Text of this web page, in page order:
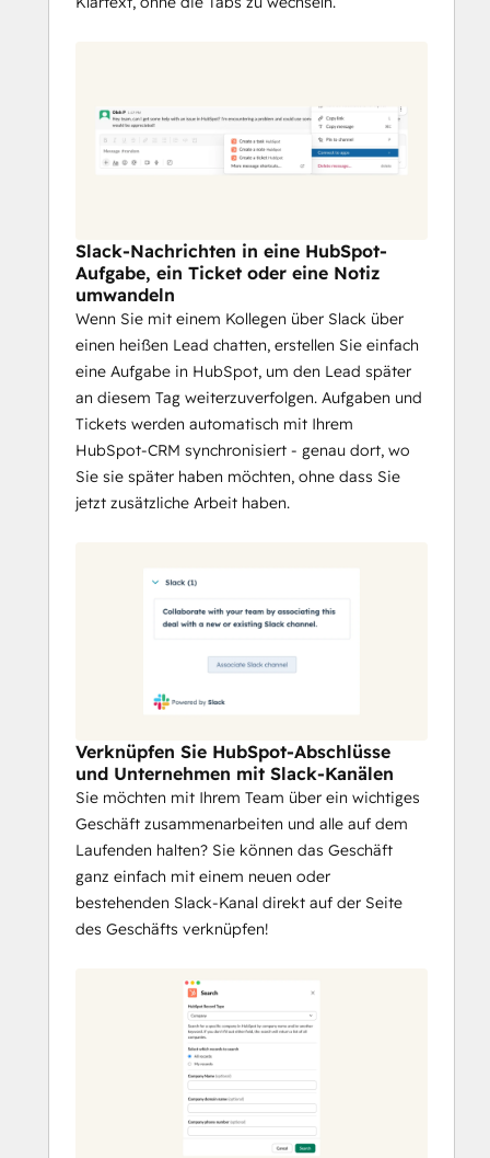
Tickets, die an einen Slack-Kanal
gesendet werden.
Optimieren Sie die Kommunikation,
Unternehmen verknüpfen, um mit
Ihrem Team zusammenzuarbeiten
und alle auf dem Laufenden zu halten.
Slack-Nachrichten in eine HubSpot-
Aufgabe, ein Ticket oder eine Notiz
umwandeln
Wenn Sie mit einem Kollegen über Slack über
einen heißen Lead chatten, erstellen Sie einfach
eine Aufgabe in HubSpot, um den Lead später
an diesem Tag weiterzuverfolgen. Aufgaben und
Tickets werden automatisch mit Ihrem
HubSpot-CRM synchronisiert - genau dort, wo
Sie sie später haben möchten, ohne dass Sie
jetzt zusätzliche Arbeit haben.
Verknüpfen Sie HubSpot-Abschlüsse
und Unternehmen mit Slack-Kanälen
Sie möchten mit Ihrem Team über ein wichtiges
Geschäft zusammenarbeiten und alle auf dem
Laufenden halten? Sie können das Geschäft
ganz einfach mit einem neuen oder
bestehenden Slack-Kanal direkt auf der Seite
des Geschäfts verknüpfen!